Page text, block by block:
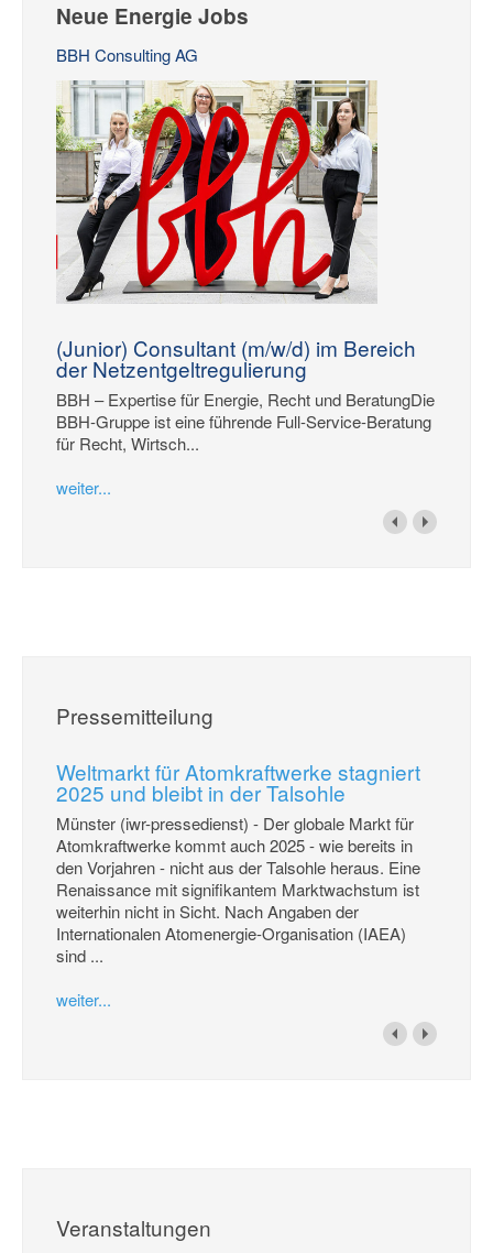
Neue Energie Jobs
BBH Consulting AG
(Junior) Consultant (m/w/d) im Bereich
der Netzentgeltregulierung
BBH – Expertise für Energie, Recht und BeratungDie
BBH-Gruppe ist eine führende Full-Service-Beratung
für Recht, Wirtsch...
weiter...
Pressemitteilung
Weltmarkt für Atomkraftwerke stagniert
2025 und bleibt in der Talsohle
Münster (iwr-pressedienst) - Der globale Markt für
Atomkraftwerke kommt auch 2025 - wie bereits in
den Vorjahren - nicht aus der Talsohle heraus. Eine
Renaissance mit signifikantem Marktwachstum ist
weiterhin nicht in Sicht. Nach Angaben der
Internationalen Atomenergie-Organisation (IAEA)
sind ...
weiter...
Veranstaltungen